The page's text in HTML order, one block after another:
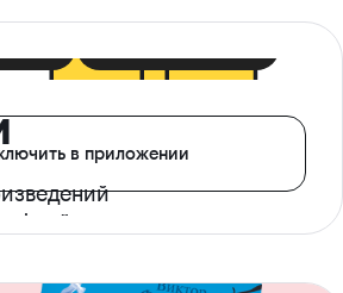
в приложении